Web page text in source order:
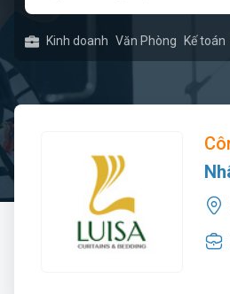
Kinh doanh Văn Phòng Kế toán